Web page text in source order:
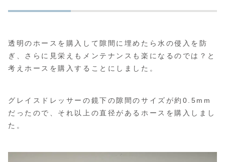
透明のホースを購入して隙間に埋めたら水の侵入を防
ぎ、さらに見栄えもメンテナンスも楽になるのでは？と
考えホースを購入することにしました。
グレイスドレッサーの鏡下の隙間のサイズが約0.5mm
だったので、それ以上の直径があるホースを購入しまし
た。